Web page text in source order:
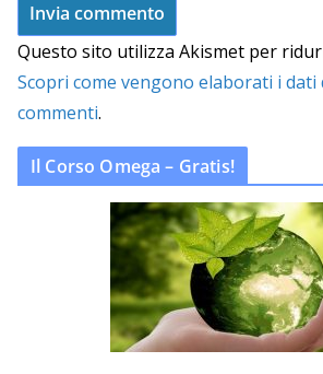
Questo sito utilizza Akismet per
Scopri come vengono elaborati i dati
commenti.
Il Corso Omega – Gratis!